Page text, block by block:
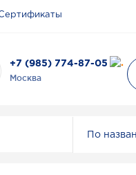
+7 (985) 774-87-05
Москва
По